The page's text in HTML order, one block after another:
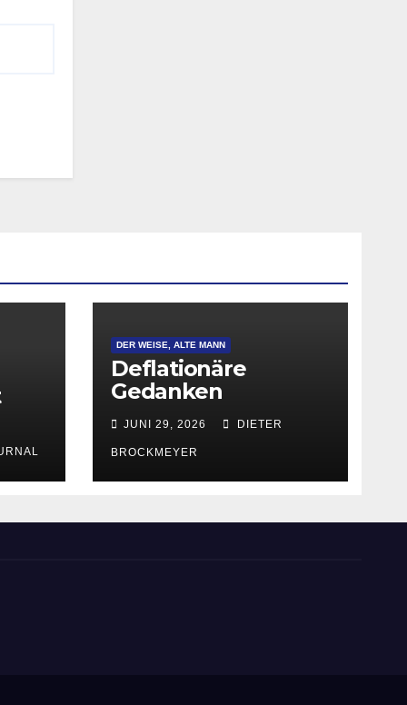
DER WEISE, ALTE MANN
Deflationäre
Gedanken
JUNI 29, 2026 DIETER
BROCKMEYER